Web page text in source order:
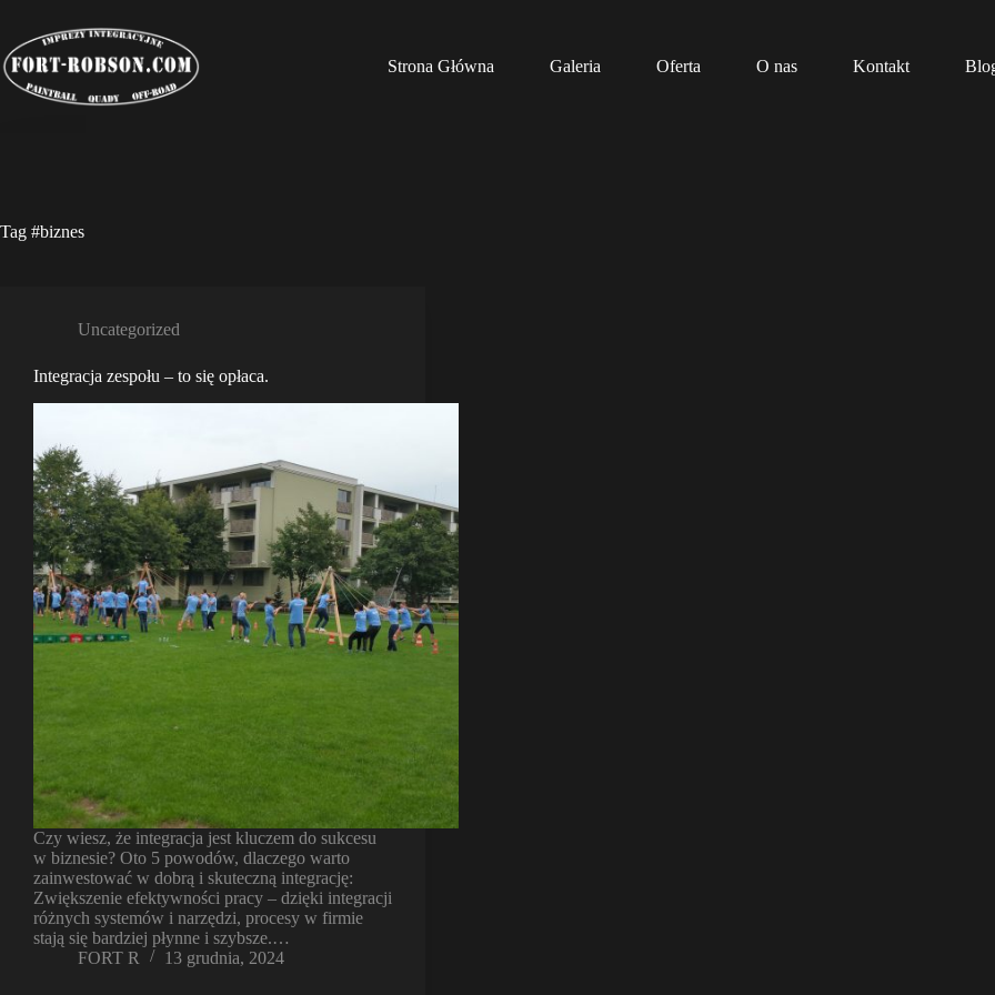
treści
Strona Główna
Galeria Oferta O nas Kontakt
Tag #biznes
Uncategorized
Integracja zespołu – to się opłaca.
Czy wiesz, że integracja jest kluczem do sukcesu
w biznesie? Oto 5 powodów, dlaczego warto
zainwestować w dobrą i skuteczną integrację:
Zwiększenie efektywności pracy – dzięki integracji
różnych systemów i narzędzi, procesy w firmie
stają się bardziej płynne i szybsze.…
FORT R
13 grudnia, 2024